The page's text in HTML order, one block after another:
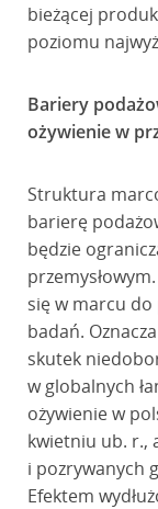
bieżącej
poziomu
Bariery
ożywienie w
Struktura
barierę
będzie
się w marcu
badań.
skutek
w globalnych
ożywienie w
kwietniu ub. r.,
i pozrywanych
Efektem